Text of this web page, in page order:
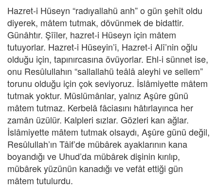
Hazret-i Hüseyn “radıyallahü anh” o gün şehît oldu
diyerek, mâtem tutmak, dövünmek de bidattir.
Günâhtır. Şîîler, hazret-i Hüseyn için mâtem
tutuyorlar. Hazret-i Hüseyin’i, Hazret-i Alî’nin oğlu
olduğu için, tapınırcasına övüyorlar. Ehl-i sünnet ise,
onu Resûlullahın “sallallahü teâlâ aleyhi ve sellem”
torunu olduğu için çok seviyoruz. İslâmiyette mâtem
tutmak yoktur. Müslümânlar, yalnız Aşûre günü
mâtem tutmaz. Kerbelâ fâciasını hâtırlayınca her
zamân üzülür. Kalpleri sızlar. Gözleri kan ağlar.
İslâmiyette mâtem tutmak olsaydı, Aşûre günü değil,
Resûlullah’ın Tâif’de mübârek ayaklarının kana
boyandığı ve Uhud’da mübârek dişinin kırılıp,
mübârek yüzünün kanadığı ve vefât ettiği gün
mâtem tutulurdu.